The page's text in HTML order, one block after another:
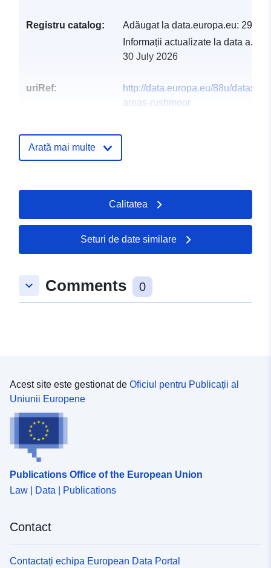
Registru catalog: Adăugat la data.europa.eu: 29
Informații actualizate la data
30 July 2026
uriRef:
http://data.europa.eu/88u/dataset/
areas-rushmoor
Arată mai multe
Calitatea
Seturi de date similare
keyboard_arrow_down Comments 0
Acest site este gestionat de Oficiul pentru Publicații al
Uniunii Europene
Publications Office of the European Union
Law | Data | Publications
Contact
Contactați echipa European Data Portal